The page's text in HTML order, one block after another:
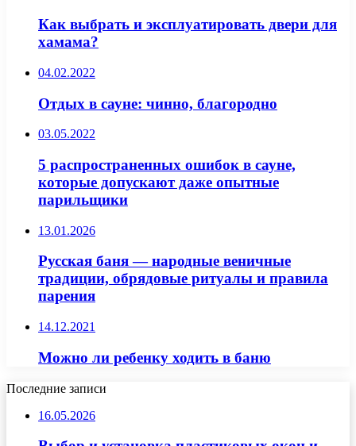
Как выбрать и эксплуатировать двери для
хамама?
04.02.2022
Отдых в сауне: чинно, благородно
03.05.2022
5 распространенных ошибок в сауне,
которые допускают даже опытные
парильщики
13.01.2026
Русская баня — народные веничные
традиции, обрядовые ритуалы и правила
парения
14.12.2021
Можно ли ребенку ходить в баню
Последние записи
16.05.2026